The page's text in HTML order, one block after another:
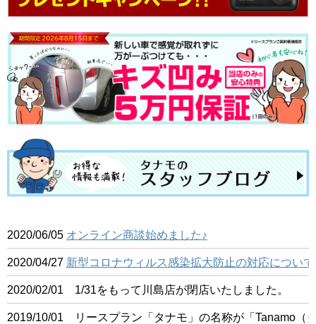
2020/06/05 オンライン商談始めました♪
2020/04/27 新型コロナウィルス感染拡大防止の対応について
2020/02/01 1/31をもって川島店が閉店いたしました。
2019/10/01 リースプラン「タナモ」の名称が「Tanamo（